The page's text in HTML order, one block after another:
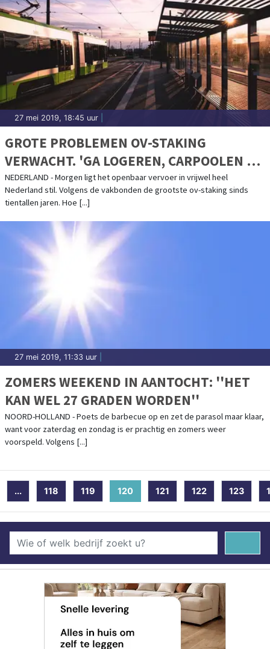
27 mei 2019, 18:45 uur
GROTE PROBLEMEN OV-STAKING
VERWACHT. 'GA LOGEREN, CARPOOLEN OF
THUISWERKEN'
NEDERLAND - Morgen ligt het openbaar vervoer in vrijwel heel
Nederland stil. Volgens de vakbonden de grootste ov-staking sinds
tientallen jaren. Hoe [...]
27 mei 2019, 11:33 uur
ZOMERS WEEKEND IN AANTOCHT: ''HET
KAN WEL 27 GRADEN WORDEN''
NOORD-HOLLAND - Poets de barbecue op en zet de parasol maar klaar,
want voor zaterdag en zondag is er prachtig en zomers weer
voorspeld. Volgens [...]
... 118 119 120 (current)
121 122 123